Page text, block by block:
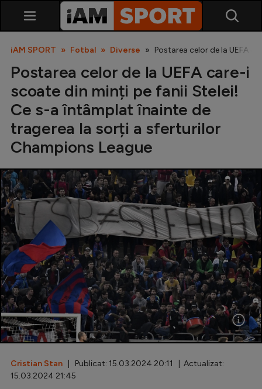
SuperLiga
Liga 2
Cupa României
Echipa Națională
U21
Fotbal feminin
Special
Diverse
Inedit
iAM SPORT Fotbal Diverse Postarea celor de la UEFA
Postarea celor de la UEFA care-i
scoate din minți pe fanii Stelei!
Ce s-a întâmplat înainte de
tragerea la sorți a sferturilor
Champions League
Cristian Stan | Publicat: 15.03.2024 20:11 | Actualizat:
15.03.2024 21:45